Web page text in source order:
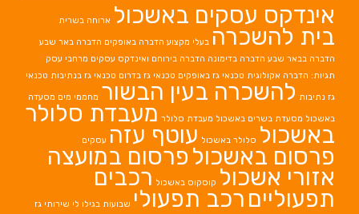
אינדקס עסקים באשכול ארוחה בשרית
בית להשכרה בעלי מקצוע הדברה באופקים הדברה באר שבע
הדברה בבאר שבע הדברה בדימונה הדברה בירוחם ואינדקס עסקים מרחבי עסק
תגיות: הדברה אקולוגית טכנאי גז באופקים טכנאי גז בדרום טכנאי גז בנתיבות טכנאי
גז נתיבות להשכרה בעין הבשור מחממי מים מסעדה
באשכול מסעדת בשרים באשכול מעבדת סלולר מעבדת סלולר
באשכול סלולר באשכול עוטף עזה עסקים
פרסום באשכול פרסום במועצה
אזורי אשכול קוסקוס באשכול רכבים
תפעוליים רכב תפעולי שבועות בגילו לי שירותי גז